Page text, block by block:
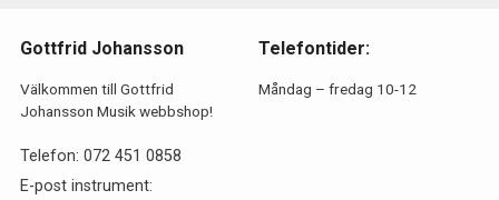
Gottfrid Johansson
Välkommen till Gottfrid
Johansson Musik webbshop!
Telefon: 072 451 0858
E-post instrument:
Telefontider:
Måndag – fredag 10-12